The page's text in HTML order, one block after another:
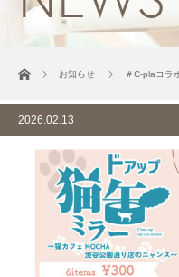
ホーム お知らせ ＃C-plaコラ
2026.02.13